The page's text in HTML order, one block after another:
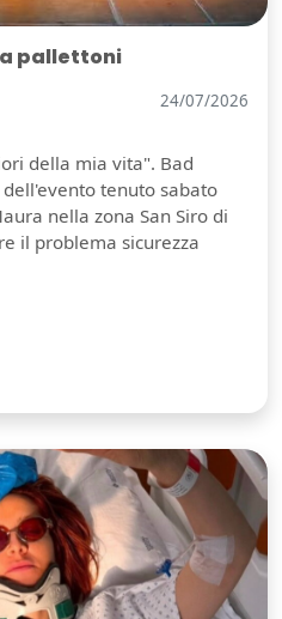
a pallettoni
24/07/2026
della mia vita". Bad
tenuto sabato
nella zona San Siro di
il problema sicurezza